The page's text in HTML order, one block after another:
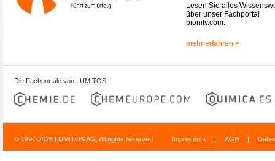
Lesen Sie alles
über unser Fachportal
bionity.com.
mehr erfahren >
Die Fachportale von LUMITOS
© 1997-2026 LUMITOS AG, All rights reserved Impressum | AGB |